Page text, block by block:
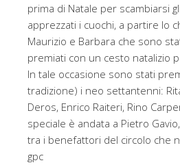
prima di Natale per scambiarsi
apprezzati i cuochi, a partire lo
Maurizio e Barbara che sono
premiati con un cesto natalizio
In tale occasione sono stati
tradizione) i neo settantenni:
Deros, Enrico Raiteri, Rino
speciale è andata a Pietro
tra i benefattori del circolo che
gpc